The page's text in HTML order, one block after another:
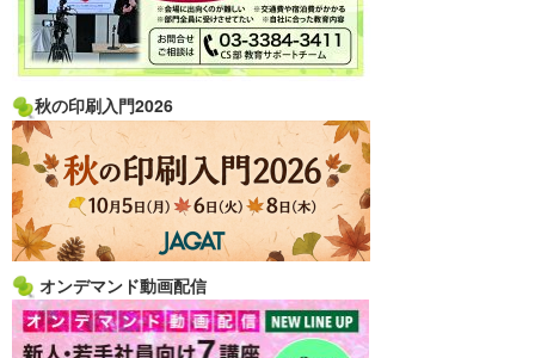
秋の印刷入門2026
オンデマンド動画配信